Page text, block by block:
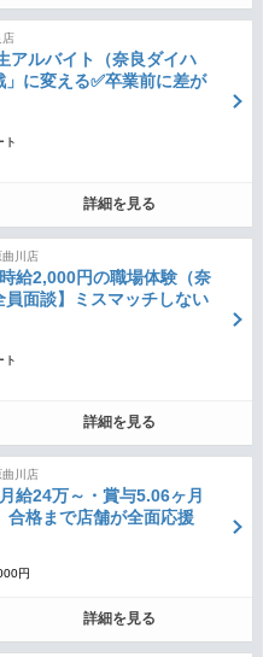
店
アルバイト（奈良ダイハ
に変える✅卒業前に差が
ト
詳細を見る
曲川店
給2,000円の職場体験（奈
員面談】ミスマッチしない
ト
詳細を見る
曲川店
給24万～・賞与5.06ヶ月
合格まで店舗が全面応援
円
詳細を見る